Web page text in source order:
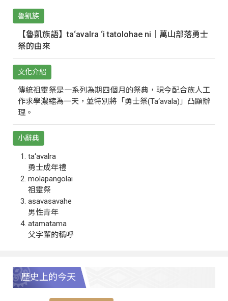
魯凱族
【魯凱族語】ta‘avalra ‘i tatolohae ni｜萬山部落勇士
祭的由來
文化介紹
傳統祖靈祭是一系列為期四個月的祭典，現今配合族人工
作求學濃縮為一天，並特別將「勇士祭(Ta‘avala)」凸顯辦
理。
小辭典
ta‘avalra
勇士成年禮
molapangolai
祖靈祭
asavasavahe
男性青年
atamatama
父字輩的稱呼
歷史上的今天